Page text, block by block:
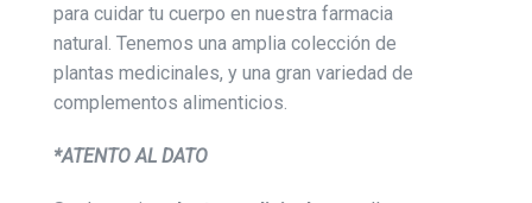
para cuidar tu cuerpo en nuestra farmacia
natural. Tenemos una amplia colección de
plantas medicinales, y una gran variedad de
complementos alimenticios.
*ATENTO AL DATO